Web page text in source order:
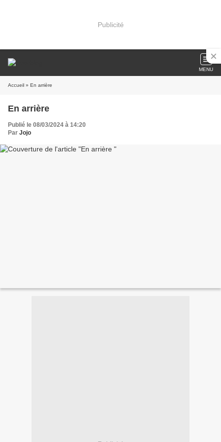
Publicité
MENU
Accueil » En arrière
En arrière
Publié le 08/03/2024 à 14:20
Par Jojo